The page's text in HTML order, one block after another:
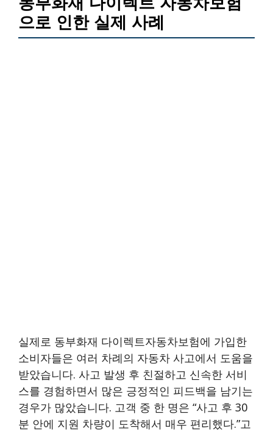
으로 인한 실제 사례
실제로 동부화재 다이렉트자동차보험에 가입한
소비자들은 여러 차례의 자동차 사고에서 도움을
받았습니다. 사고 발생 후 친절하고 신속한 서비
스를 경험하면서 많은 긍정적인 피드백을 남기는
경우가 많았습니다. 고객 중 한 명은 “사고 후 30
분 안에 지원 차량이 도착해서 매우 편리했다.”고